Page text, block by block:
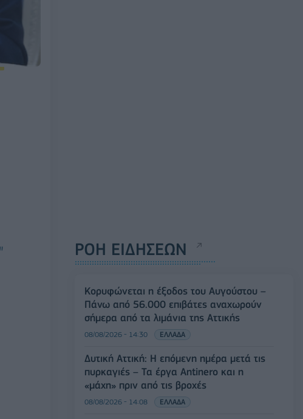
ΡΟΗ ΕΙΔΗΣΕΩΝ
Κορυφώνεται η έξοδος του Αυγούστου –
Πάνω από 56.000 επιβάτες αναχωρούν
σήμερα από τα λιμάνια της Αττικής
08/08/2026 - 14:30 ΕΛΛΑΔΑ
Δυτική Αττική: Η επόμενη ημέρα μετά τις
πυρκαγιές – Τα έργα Antinero και η
«μάχη» πριν από τις βροχές
08/08/2026 - 14:08 ΕΛΛΑΔΑ